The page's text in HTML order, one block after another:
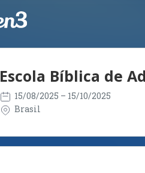
Escola Bíblica de
15/08/2025 – 15/10/2025
Brasil